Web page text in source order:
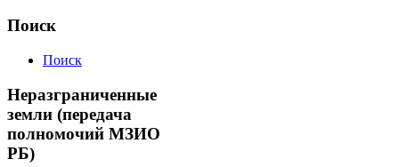
Поиск
Поиск
Неразграниченные
земли (передача
полномочий МЗИО
РБ)